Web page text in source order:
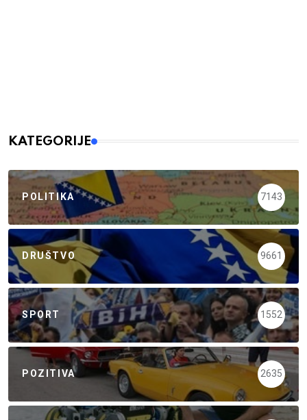
KATEGORIJE
POLITIKA 7143
DRUŠTVO 9661
SPORT 1552
POZITIVA 2635